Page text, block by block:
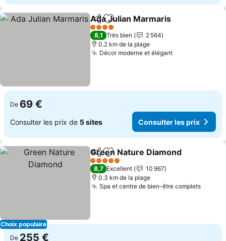
PartagerAjouter à mes favoris
Ada Julian Marmaris
4 Étoiles
8,1 Très bien
2 564
0.2 km de la plage
Décor moderne et élégant
De 69 €
Consulter les prix de 5 sites Consulter les prix
Choix populaire
PartagerAjouter à mes favoris
Green Nature Diamond
5 Étoiles
8,7 Excellent
10 967
0.3 km de la plage
Spa et centre de bien-être complets
De 255 €